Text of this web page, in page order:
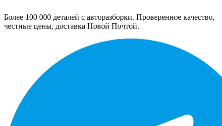
Более 100 000 деталей с авторазборки. Проверенное качество,
честные цены, доставка Новой Почтой.